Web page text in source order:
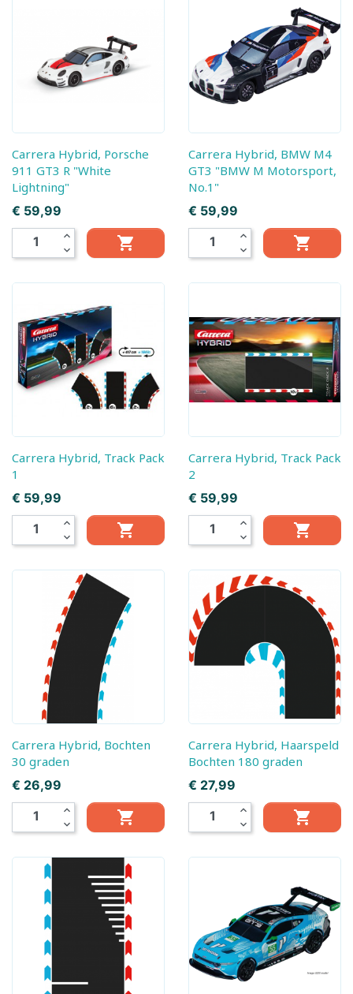
Carrera Hybrid, Porsche
911 GT3 R "White
Lightning"
Prijs
€ 59,99
expand_less
expand_more

Carrera Hybrid, BMW M4
GT3 "BMW M Motorsport,
No.1"
Prijs
€ 59,99
expand_less
expand_more

Carrera Hybrid, Track Pack
1
Prijs
€ 59,99
expand_less
expand_more

Carrera Hybrid, Track Pack
2
Prijs
€ 59,99
expand_less
expand_more

Carrera Hybrid, Bochten
30 graden
Prijs
€ 26,99
expand_less
expand_more

Carrera Hybrid, Haarspeld
Bochten 180 graden
Prijs
€ 27,99
expand_less
expand_more
